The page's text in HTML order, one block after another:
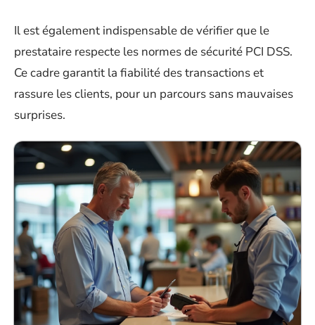
Il est également indispensable de vérifier que le
prestataire respecte les normes de sécurité PCI DSS.
Ce cadre garantit la fiabilité des transactions et
rassure les clients, pour un parcours sans mauvaises
surprises.